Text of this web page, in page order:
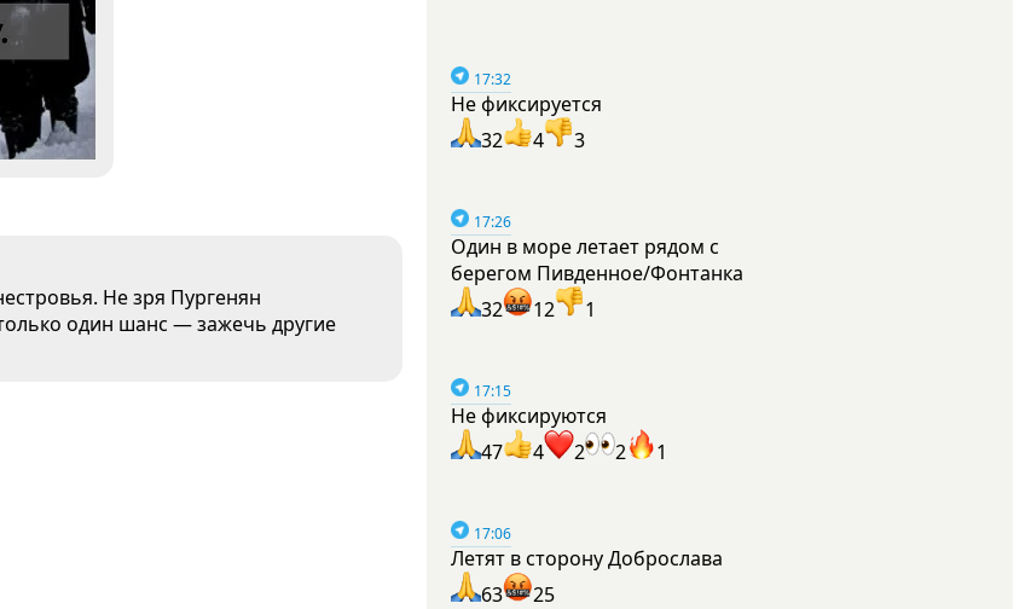
Не зря Пургенян
один шанс — зажечь другие
17:32
Не фиксируется
32
4 3
17:26
Один в море летает рядом с
берегом Пивденное/Фонтанка
32
12 1
17:15
Не фиксируются
47
4 2 2 1
17:06
Летят в сторону Доброслава
63
25